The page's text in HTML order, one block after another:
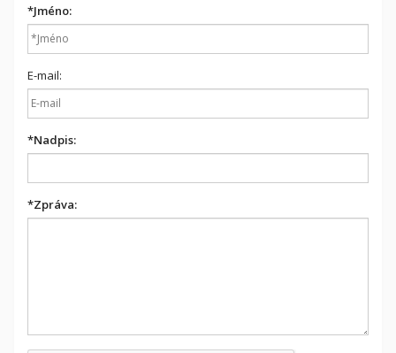
*Jméno:
E-mail:
*Nadpis:
*Zpráva: